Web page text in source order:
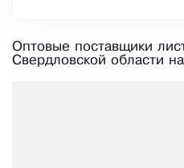
Оптовые поставщики
Свердловской области